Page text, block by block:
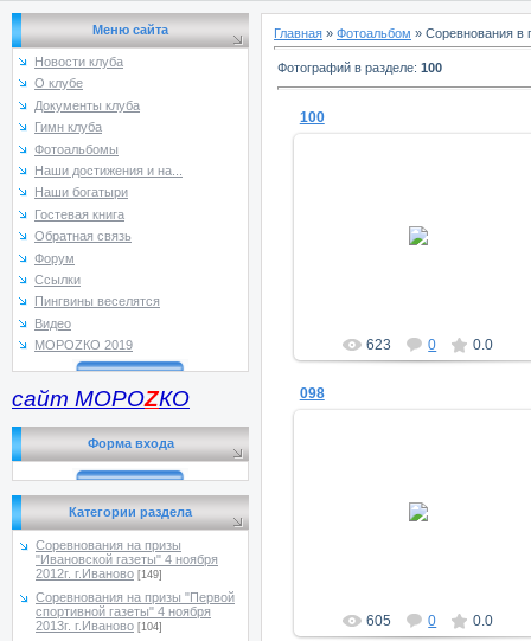
Меню сайта
Новости клуба
О клубе
Документы клуба
Гимн клуба
Фотоальбомы
Наши достижения и на...
Наши богатыри
Гостевая книга
Обратная связь
Форум
Ссылки
Пингвины веселятся
Видео
МОРОZКО 2019
сайт МОРОZКО
Форма входа
Категории раздела
Соревнования на призы
"Ивановской газеты" 4 ноября
2012г. г.Иваново [149]
Соревнования на призы "Первой
спортивной газеты" 4 ноября
2013г. г.Иваново [104]
Главная » Фотоальбом » Соревнования в
Фотографий в разделе: 100
100
623 0 0.0
098
605 0 0.0